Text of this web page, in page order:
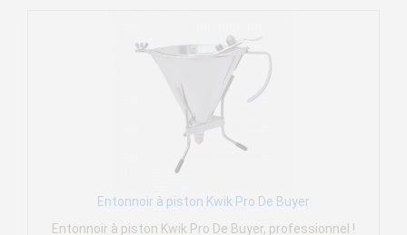
Entonnoir à piston Kwik Pro De Buyer
Entonnoir à piston Kwik Pro De Buyer, professionnel !